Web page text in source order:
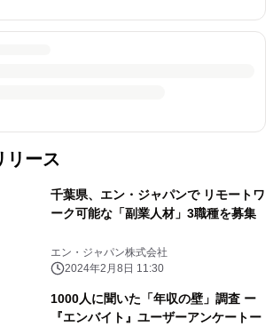
リース
千葉県、エン・ジャパンで リモートワ
ーク可能な「副業人材」3職種を募集
エン・ジャパン株式会社
2024年2月8日 11:30
1000人に聞いた「年収の壁」調査 ー
『エンバイト』ユーザーアンケートー